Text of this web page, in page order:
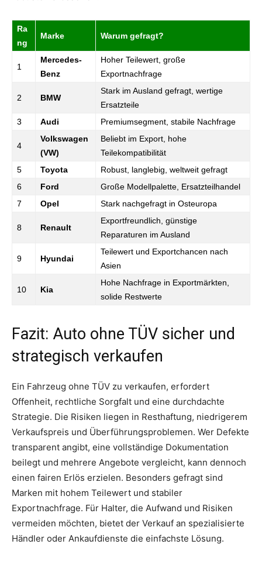
Ra
ng
Marke Warum gefragt?
1
Mercedes-
Benz
Hoher Teilewert, große
Exportnachfrage
2 BMW
Stark im Ausland gefragt, wertige
Ersatzteile
3
Audi Premiumsegment, stabile Nachfrage
4
Volkswagen
(VW)
Beliebt im Export, hohe
Teilekompatibilität
5
Toyota
Robust, langlebig, weltweit gefragt
6
Ford
Große Modellpalette, Ersatzteilhandel
7
Opel Stark nachgefragt in Osteuropa
8 Renault
Exportfreundlich, günstige
Reparaturen im Ausland
9 Hyundai
Teilewert und Exportchancen nach
Asien
10 Kia
Hohe Nachfrage in Exportmärkten,
solide Restwerte
Fazit: Auto ohne TÜV sicher und
strategisch verkaufen
Ein Fahrzeug ohne TÜV zu verkaufen, erfordert
Offenheit, rechtliche Sorgfalt und eine durchdachte
Strategie. Die Risiken liegen in Resthaftung, niedrigerem
Verkaufspreis und Überführungsproblemen. Wer Defekte
transparent angibt, eine vollständige Dokumentation
beilegt und mehrere Angebote vergleicht, kann dennoch
einen fairen Erlös erzielen. Besonders gefragt sind
Marken mit hohem Teilewert und stabiler
Exportnachfrage. Für Halter, die Aufwand und Risiken
vermeiden möchten, bietet der Verkauf an spezialisierte
Händler oder Ankaufdienste die einfachste Lösung.